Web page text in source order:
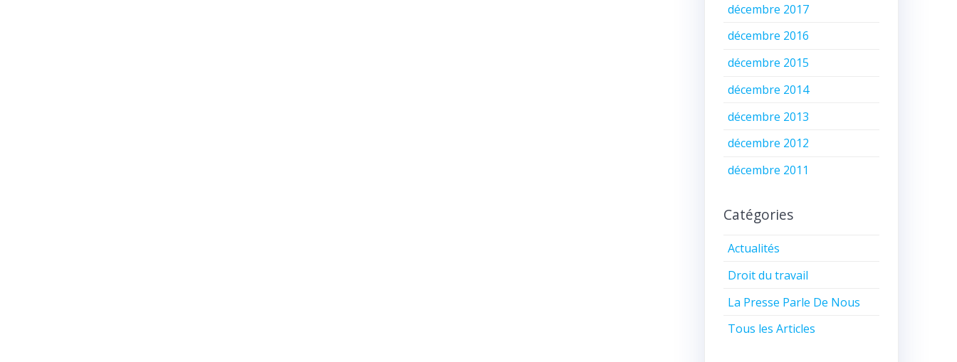
décembre 2017
décembre 2016
décembre 2015
décembre 2014
décembre 2013
décembre 2012
décembre 2011
Catégories
Actualités
Droit du travail
La Presse Parle De Nous
Tous les Articles